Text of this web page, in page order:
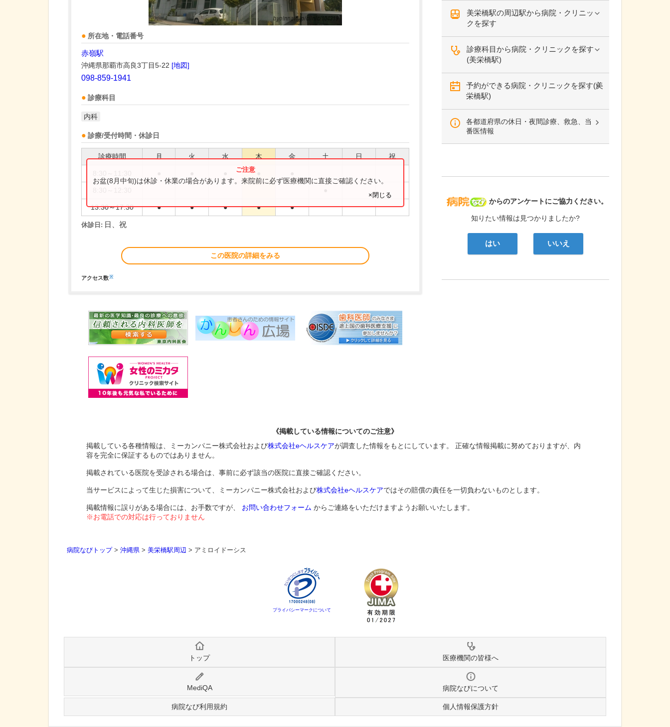
所在地・電話番号
赤嶺駅
沖縄県那覇市高良3丁目5-22 [地図]
098-859-1941
診療科目
内科
診療/受付時間・休診日
診療時間 月 火 水 木 金 土 日 祝
13:30～17:30 ● ● ● ● ●
お盆(8月中旬)は休診・休業の場合があります。来院前に必ず医療機関に直接ご確認ください。
×閉じる
休診日: 日、祝
この医院の詳細をみる
アクセス数※
美栄橋駅の周辺駅から病院・クリニッ
クを探す
診療科目から病院・クリニックを探す
(美栄橋駅)
予約ができる病院・クリニックを探す(美
栄橋駅)
各都道府県の休日・夜間診療、救急、当
番医情報
病院なび
からのアンケートにご協力ください。
知りたい情報は見つかりましたか?
はい いいえ
《掲載している情報についてのご注意》
掲載している各種情報は、ミーカンパニー株式会社および株式会社eヘルスケアが調査した情報をもとにしています。 正確な情報掲載に努めておりますが、内
容を完全に保証するものではありません。
掲載されている医院を受診される場合は、事前に必ず該当の医院に直接ご確認ください。
当サービスによって生じた損害について、ミーカンパニー株式会社および株式会社eヘルスケアではその賠償の責任を一切負わないものとします。
掲載情報に誤りがある場合には、お手数ですが、 お問い合わせフォーム からご連絡をいただけますようお願いいたします。
※お電話での対応は行っておりません
病院なびトップ> 沖縄県 > 美栄橋駅周辺 > アミロイドーシス
プライバシーマークについて
トップ 医療機関の皆様へ
MediQA 病院なびについて
病院なび利用規約 個人情報保護方針